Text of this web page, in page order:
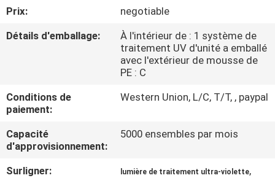
CONTRÔLE
DE
CONTACTEZ-
NOUS
NOUVELLES
Prix:
negotiable
Détails d'emballage:
À l'intérieur de : 1 système de
traitement UV d'unité a emballé
avec l'extérieur de mousse de
PE : C
Conditions de
paiement:
Western Union, L/C, T/T, , paypal
Capacité
d'approvisionnement:
5000 ensembles par mois
Surligner: lumière de traitement ultra-violette,